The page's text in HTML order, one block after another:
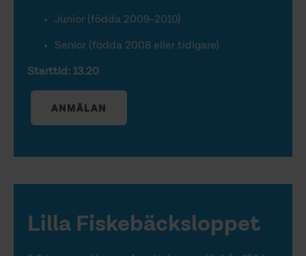
Junior (födda 2009-2010)
Senior (födda 2008 eller tidigare)
Starttid: 13.20
ANMÄLAN
Lilla Fiskebäcksloppet